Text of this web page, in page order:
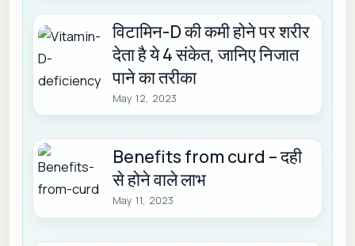
विटामिन-D की कमी होने पर शरीर
देता है ये 4 संकेत, जानिए निजात
पाने का तरीका
May 12, 2023
Benefits from curd – दही
से होने वाले लाभ
May 11, 2023